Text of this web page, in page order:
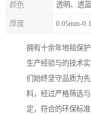
颜色 透明、透
厚度 0.05mm-
拥有十余年地毯保
生产经验与的技术
们始终坚守品质为
料，经过严格筛选
定，符合的环保标